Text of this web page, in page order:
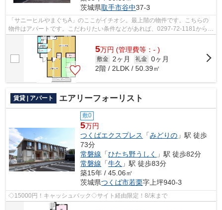
茨城県取手市谷中37-3
「サニーヒルやまぐちA」のここがイチオシ。最上階の物件です。こちらの
物件はアパートです。こだわりたい条件などがあれば、0297-72-1181からア
パートマンション館 取手店スタッフま...
5万円 (管理費等：- )
敷金 2ヶ月 礼金 0ヶ月
2階 / 2LDK / 50.39㎡
賃貸 | アパート エアリーフォーリスト
敷0
5万円
つくばエクスプレス
「みどりの 」駅 徒歩
73分
常磐線 「ひたち野うしく
」駅 徒歩82分
常磐線 「牛久 」駅 徒歩83分
築15年 / 45.06㎡
茨城県つくば市若栗字上坪940-3
◇15000円！キャッシュバック◇サイト経由限定！8/末まで